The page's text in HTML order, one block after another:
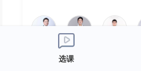
金楚晴
选课